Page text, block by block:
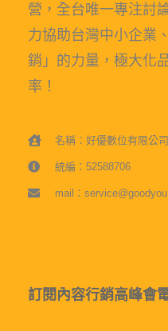
營，全台唯一專注討
力協助台灣中小企業
銷」的力量，極大化
率！
名稱：好優數位有限公司
統編：52588706
mail：
訂閱內容行銷高峰會